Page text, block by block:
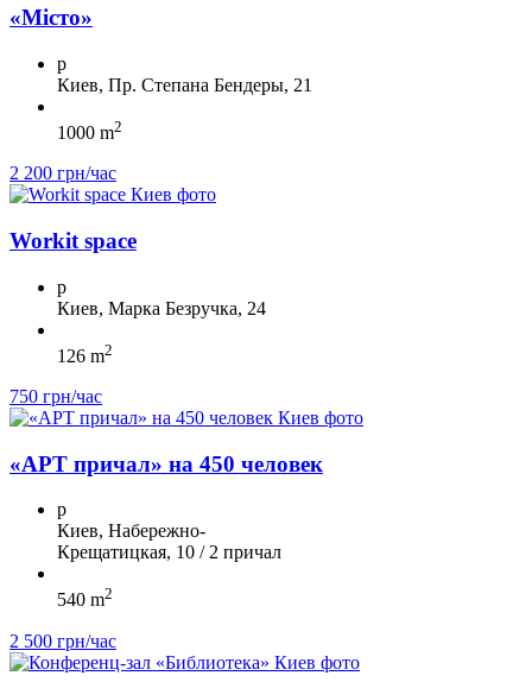
«Місто»
p
Киев, Пр. Степана Бендеры, 21
1000 m2
2 200 грн/час
Workit space
p
Киев, Марка Безручка, 24
126 m2
750 грн/час
«АРТ причал» на 450 человек
p
Киев, Набережно-
Крещатицкая, 10 / 2 причал
540 m2
2 500 грн/час